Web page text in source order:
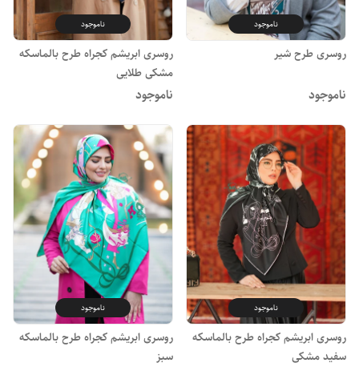
ناموجود
روسری طرح شیر
ناموجود
ناموجود
روسری ابریشم کجراه طرح بالماسکه
مشکی طلایی
ناموجود
ناموجود
روسری ابریشم کجراه طرح بالماسکه
سفید مشکی
ناموجود
روسری ابریشم کجراه طرح بالماسکه
سبز